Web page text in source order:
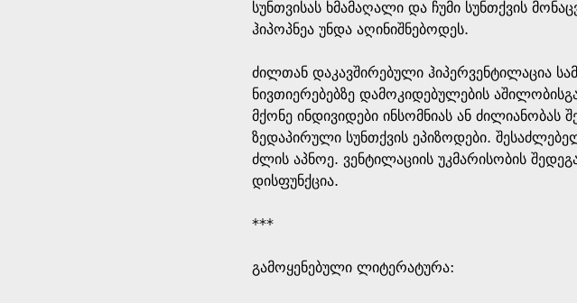
სუნთვისას ხმამაღალი და ჩუმი სუნთქვის
ჰიპოპნეა უნდა აღინიშნებოდეს.
ძილთან დაკავშირებული ჰიპერვენტილაცია
ნივთიერებებზე დამოკიდებულების
მქონე ინდივიდები ინსომნიას ან ძილიანობას
ზედაპირული სუნთქვის ეპიზოდები.
ძლის აპნოე. ვენტილაციის უკმარისობის
დისფუნქცია.
***
გამოყენებული ლიტერატურა: